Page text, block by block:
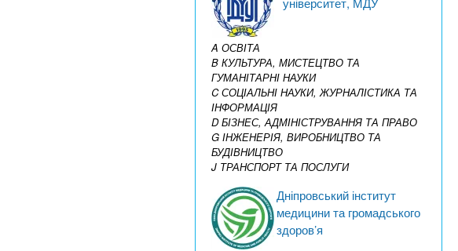
A ОСВІТА
B КУЛЬТУРА, МИСТЕЦТВО ТА
ГУМАНІТАРНІ НАУКИ
C СОЦІАЛЬНІ НАУКИ, ЖУРНАЛІСТИКА ТА
ІНФОРМАЦІЯ
D БІЗНЕС, АДМІНІСТРУВАННЯ ТА ПРАВО
G ІНЖЕНЕРІЯ, ВИРОБНИЦТВО ТА
БУДІВНИЦТВО
J ТРАНСПОРТ ТА ПОСЛУГИ
Дніпровський інститут
медицини та громадського
здоров’я